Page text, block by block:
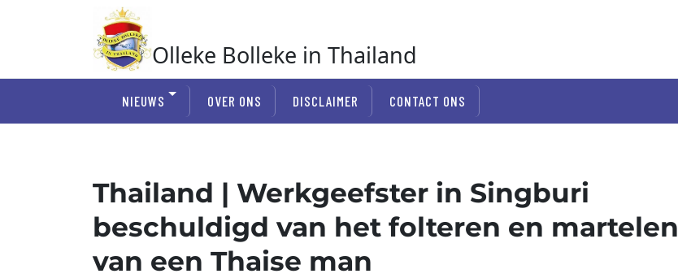
Olleke Bolleke in Thailand
NIEUWS OVER ONS DISCLAIMER CONTACT ONS
Thailand | Werkgeefster in Singburi
beschuldigd van het folteren en martelen
van een Thaise man